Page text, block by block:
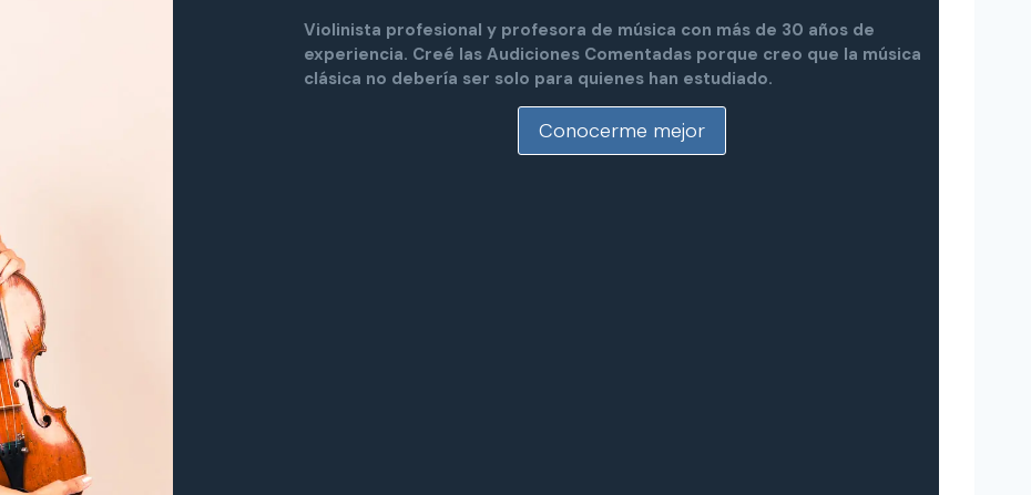
Violinista profesional y profesora de música con más de 30 años de
experiencia. Creé las Audiciones Comentadas porque creo que la música
clásica no debería ser solo para quienes han estudiado.
Conocerme mejor